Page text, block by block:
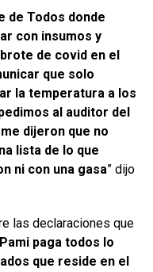
de Todos donde
con insumos y
de covid en el
que solo
la temperatura a los
al auditor del
dijeron que no
lista de lo que
ni con una gasa” dijo
las declaraciones que
Pami paga todos lo
que reside en el